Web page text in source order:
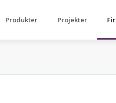
Produkter Projekter